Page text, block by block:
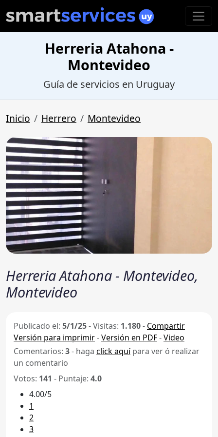
Herreria Atahona -
Montevideo
Guía de servicios en Uruguay
Inicio Herrero Montevideo
Herreria Atahona - Montevideo,
Montevideo
Publicado el: 5/1/25-Visitas: 1.180- Compartir
Versión para imprimir-Versión en PDF-Video
Comentarios: 3- haga click aquípara ver ó realizar
un comentario
Votos: 141 - Puntaje: 4.0
4.00/5
1
2
3